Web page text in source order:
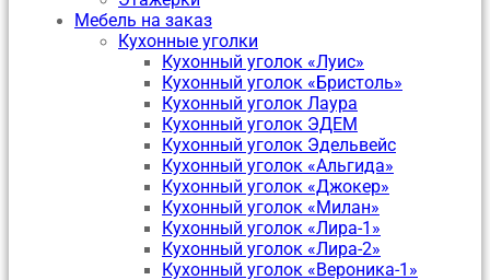
Мебель на заказ
Кухонные уголки
Кухонный уголок «Луис»
Кухонный уголок «Бристоль»
Кухонный уголок Лаура
Кухонный уголок ЭДЕМ
Кухонный уголок Эдельвейс
Кухонный уголок «Альгида»
Кухонный уголок «Джокер»
Кухонный уголок «Милан»
Кухонный уголок «Лира-1»
Кухонный уголок «Лира-2»
Кухонный уголок «Вероника-1»